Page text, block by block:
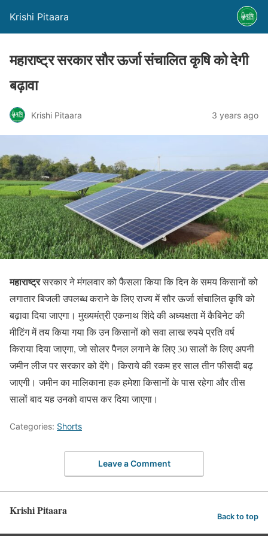
Krishi Pitaara
महाराष्ट्र सरकार सौर ऊर्जा संचालित कृषि को देगी
बढ़ावा
Krishi Pitaara 3 years ago
महाराष्ट्रसरकार ने मंगलवार को फैसला किया कि दिन के समय किसानों को
लगातार बिजली उपलब्ध कराने के लिए राज्य में सौर ऊर्जा संचालित कृषि को
बढ़ावा दिया जाएगा। मुख्यमंत्री एकनाथ शिंदे की अध्यक्षता में कैबिनेट की
मीटिंग में तय किया गया कि उन किसानों को सवा लाख रुपये प्रति वर्ष
किराया दिया जाएगा, जो सोलर पैनल लगाने के लिए 30 सालों के लिए अपनी
जमीन लीज पर सरकार को देंगे। किराये की रकम हर साल तीन फीसदी बढ़
जाएगी। जमीन का मालिकाना हक हमेशा किसानों के पास रहेगा और तीस
सालों बाद यह उनको वापस कर दिया जाएगा।
Categories: Shorts
Leave a Comment
Krishi Pitaara Back to top